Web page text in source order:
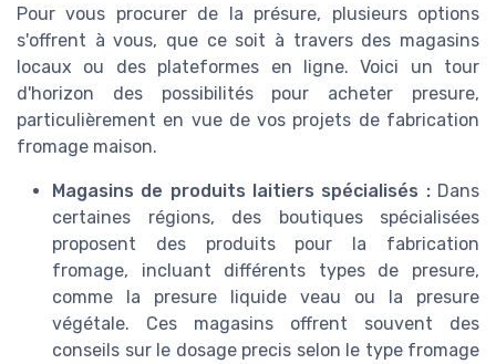
Pour vous procurer de la présure, plusieurs options
s'offrent à vous, que ce soit à travers des magasins
locaux ou des plateformes en ligne. Voici un tour
d'horizon des possibilités pour acheter presure,
particulièrement en vue de vos projets de fabrication
fromage maison.
Magasins de produits laitiers spécialisés :Dans
certaines régions, des boutiques spécialisées
proposent des produits pour la fabrication
fromage, incluant différents types de presure,
comme la presure liquide veau ou la presure
végétale. Ces magasins offrent souvent des
conseils sur le dosage precis selon le type fromage